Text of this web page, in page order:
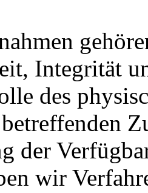
Integrität
des
der
wir